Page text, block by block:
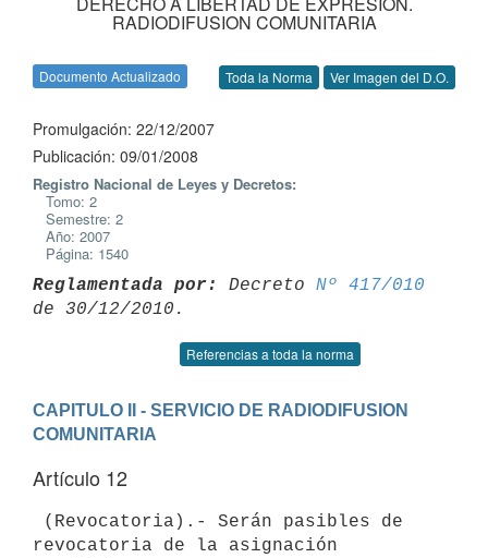
RADIODIFUSION COMUNITARIA
Documento Actualizado Toda la Norma Ver Imagen del D.O.
Promulgación: 22/12/2007
Publicación: 09/01/2008
Registro Nacional de Leyes y Decretos:
Tomo: 2
Semestre: 2
Año: 2007
Página: 1540
Reglamentada por: Decreto Nº 417/010
Referencias a toda la norma
CAPITULO II - SERVICIO DE RADIODIFUSION
COMUNITARIA
Artículo 12
revocatoria de la asignación